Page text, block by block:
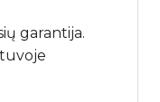
garantija.